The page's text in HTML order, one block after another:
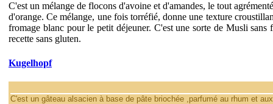
C'est un mélange de flocons d'avoine et d'amandes, le tout
d'orange. Ce mélange, une fois torréfié, donne une texture
fromage blanc pour le petit déjeuner. C'est une sorte de Musli sans
recette sans gluten.
Kugelhopf
C'est un gâteau alsacien à base de pâte briochée ,parfumé au rhum et